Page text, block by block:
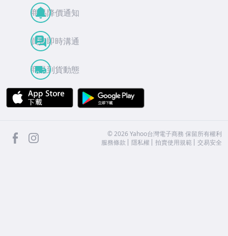
商品降價通知
買賣即時溝通
商品到貨動態
APP Store
facebook ©2026 Yahoo台灣電子商務 保留所有權利
服務條款
隱私權 拍賣使用規範 交易安全